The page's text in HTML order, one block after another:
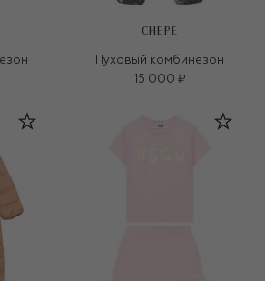
CHEPE
Пуховый комбинезон
15 000 ₽